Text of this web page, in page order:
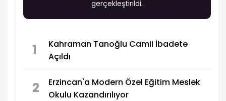
gerçekleştirildi.
1
Kahraman Tanoğlu Camii İbadete
Açıldı
2
Erzincan'a Modern Özel Eğitim Meslek
Okulu Kazandırılıyor